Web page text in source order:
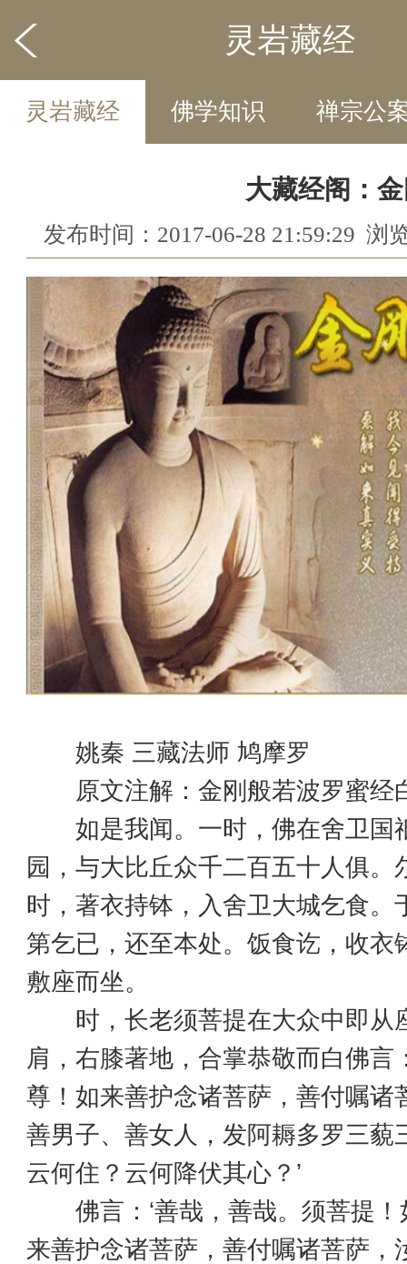
灵岩藏经
灵岩藏经 佛学知识 禅宗公
大藏经阁：
发布时间：2017-06-28 21:59:29 浏
姚秦 三藏法师 鸠摩罗
原文注解：金刚般若波罗蜜经
如是我闻。一时，佛在舍卫国
园，与大比丘众千二百五十人俱。
时，著衣持钵，入舍卫大城乞食。
第乞已，还至本处。饭食讫，收衣
敷座而坐。
时，长老须菩提在大众中即从
肩，右膝著地，合掌恭敬而白佛言
尊！如来善护念诸菩萨，善付嘱诸
善男子、善女人，发阿耨多罗三藐
云何住？云何降伏其心？’
佛言：‘善哉，善哉。须菩提！
来善护念诸菩萨，善付嘱诸菩萨，